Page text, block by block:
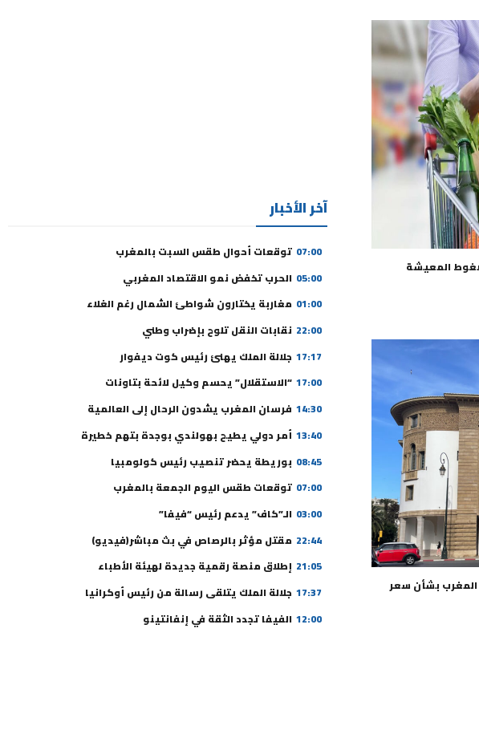
المعيشة
المغرب بشأن سعر
آخر الأخبار
07:00 توقعات أحوال طقس السبت بالمغرب
05:00 الحرب تخفض نمو الاقتصاد المغربي
01:00 مغاربة يختارون شواطئ الشمال رغم الغلاء
22:00 نقابات النقل تلوح بإضراب وطني
17:17 جلالة الملك يهنئ رئيس كوت ديفوار
17:00 “الاستقلال” يحسم وكيل لائحة بتاونات
14:30 فرسان المغرب يشدون الرحال إلى العالمية
13:40 أمر دولي يطيح بهولندي بوجدة بتهم خطيرة
08:45 بوريطة يحضر تنصيب رئيس كولومبيا
07:00 توقعات طقس اليوم الجمعة بالمغرب
03:00 الـ”كاف” يدعم رئيس “فيفا”
22:44 مقتل مؤثر بالرصاص في بث مباشر(فيديو)
21:05 إطلاق منصة رقمية جديدة لهيئة الأطباء
17:37 جلالة الملك يتلقى رسالة من رئيس أوكرانيا
12:00 الفيفا تجدد الثقة في إنفانتينو